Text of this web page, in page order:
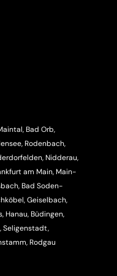
Bad Orb,
Rodenbach,
Nidderau,
am Main, Main-
Bad Soden-
Geiselbach,
Hanau, Büdingen,
Seligenstadt,
Rodgau